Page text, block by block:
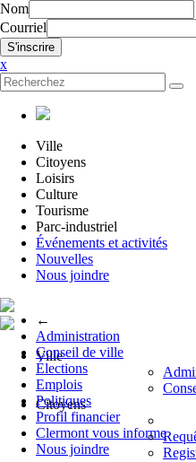
Nom
Courriel
x
Ville
Citoyens
Loisirs
Culture
Tourisme
Parc-industriel
Événements et activités
Nouvelles
Nous joindre
←
Administration
Conseil de ville
Élections
Emplois
Politiques
Profil financier
Clermont vous informe
Nous joindre
Ville
Citoyens